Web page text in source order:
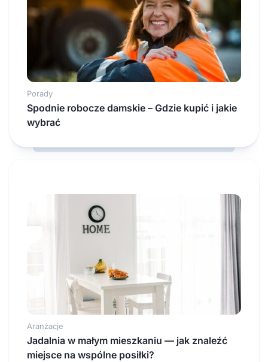
Porady
Spodnie robocze damskie – Gdzie kupić i jakie
wybrać
Aranżacje
Jadalnia w małym mieszkaniu — jak znaleźć
miejsce na wspólne posiłki?